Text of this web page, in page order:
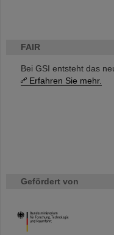
FAIR
Bei GSI entsteht das
Erfahren Sie mehr.
Gefördert von
HMWK